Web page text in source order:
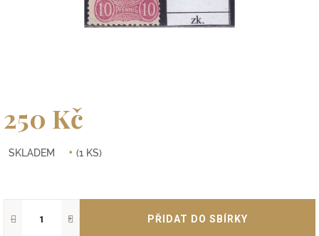
250 Kč
cena:
SKLADEM (1 KS)
+
−